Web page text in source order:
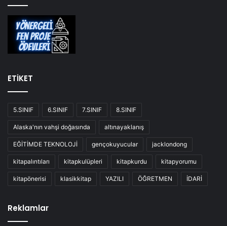
ETİKET
5.SINIF 6.SINIF 7.SINIF 8.SINIF
Alaska'nın vahşi doğasında altınayaklanış
EĞİTİMDE TEKNOLOJİ gençokuyucular jacklondong
kitapalıntıları kitapkulüpleri kitapkurdu kitapyorumu
kitapönerisi klasikkitap YAZILI ÖĞRETMEN İDARİ
Reklamlar